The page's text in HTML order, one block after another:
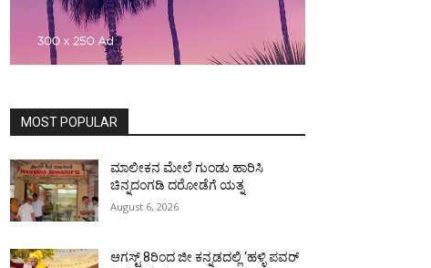
MOST POPULAR
ಮಾಲೀಕನ ಮೇಲೆ ಗುಂಡು ಹಾರಿಸಿ
ಚಿನ್ನದಂಗಡಿ ದರೋಡೆಗೆ ಯತ್ನ
August 6, 2026
ಆಗಸ್ಟ್ 8ರಿಂದ ಜೀ ಕನ್ನಡದಲ್ಲಿ ‘ಹಳ್ಳಿ ಪವರ್